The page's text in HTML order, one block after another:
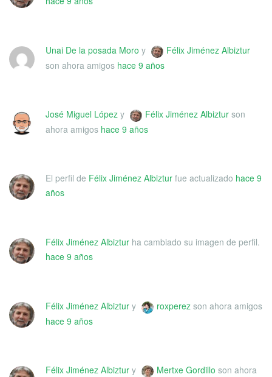
Unai De la posada Moro y
Félix Jiménez Albiztur
son ahora amigos hace 9 años
José Miguel López y Félix Jiménez Albiztur son
ahora amigos hace 9 años
El perfil de Félix Jiménez Albiztur fue actualizado hace 9
años
Félix Jiménez Albiztur ha cambiado su imagen de perfil.
hace 9 años
Félix Jiménez Albiztur y roxperez son ahora amigos
hace 9 años
Félix Jiménez Albiztur y Mertxe Gordillo son ahora